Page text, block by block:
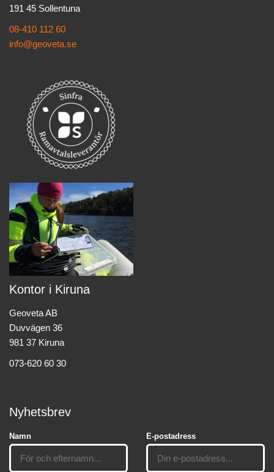
191 45 Sollentuna
08-410 112 60
info@geoveta.se
Kontor i Kiruna
Geoveta AB
Duvvägen 36
981 37 Kiruna
073-620 60 30
Nyhetsbrev
Namn E-postadress